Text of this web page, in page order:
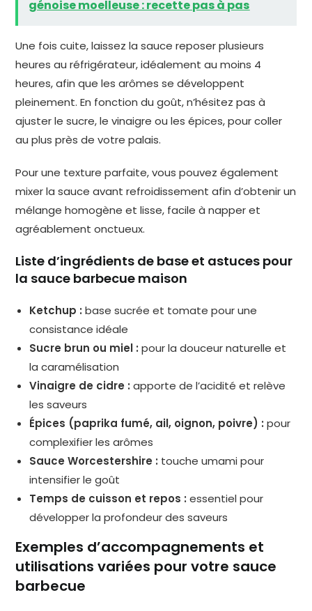
génoise moelleuse : recette pas à pas
Une fois cuite, laissez la sauce reposer plusieurs
heures au réfrigérateur, idéalement au moins 4
heures, afin que les arômes se développent
pleinement. En fonction du goût, n’hésitez pas à
ajuster le sucre, le vinaigre ou les épices, pour coller
au plus près de votre palais.
Pour une texture parfaite, vous pouvez également
mixer la sauce avant refroidissement afin d’obtenir un
mélange homogène et lisse, facile à napper et
agréablement onctueux.
Liste d’ingrédients de base et astuces pour
la sauce barbecue maison
Ketchup : base sucrée et tomate pour une
consistance idéale
Sucre brun ou miel : pour la douceur naturelle et
la caramélisation
Vinaigre de cidre : apporte de l’acidité et relève
les saveurs
Épices (paprika fumé, ail, oignon, poivre) : pour
complexifier les arômes
Sauce Worcestershire : touche umami pour
intensifier le goût
Temps de cuisson et repos : essentiel pour
développer la profondeur des saveurs
Exemples d’accompagnements et
utilisations variées pour votre sauce
barbecue